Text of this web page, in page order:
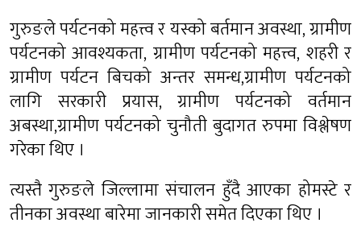
गुरुङले पर्यटनको महत्त्व र यस्को बर्तमान अवस्था, ग्रामीण
पर्यटनको आवश्यकता, ग्रामीण पर्यटनको महत्त्व, शहरी र
ग्रामीण पर्यटन बिचको अन्तर समन्ध,ग्रामीण पर्यटनको
लागि सरकारी प्रयास, ग्रामीण पर्यटनको वर्तमान
अबस्था,ग्रामीण पर्यटनको चुनौती बुदागत रुपमा विश्लेषण
गरेका थिए ।
त्यस्तै गुरुङले जिल्लामा संचालन हुँदै आएका होमस्टे र
तीनका अवस्था बारेमा जानकारी समेत दिएका थिए ।